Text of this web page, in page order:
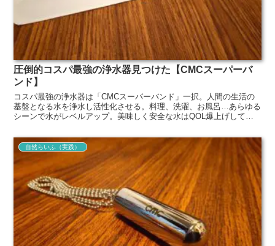
圧倒的コスパ最強の浄水器見つけた【CMCスーパーバ
ンド】
コスパ最強の浄水器は「CMCスーパーバンド」一択。人間の生活の
基盤となる水を浄水し活性化させる。料理、洗濯、お風呂…あらゆる
シーンで水がレベルアップ。美味しく安全な水はQOL爆上げしてく
自然らいふ（実践）